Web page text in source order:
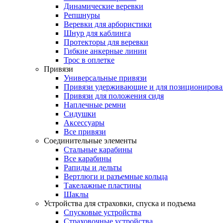
Динамические веревки
Репшнуры
Веревки для арбористики
Шнур для каблинга
Протекторы для веревки
Гибкие анкерные линии
Трос в оплетке
Привязи
Универсальные привязи
Привязи удерживающие и для
Привязи для положения сидя
Наплечные ремни
Сидушки
Аксессуары
Все привязи
Соединительные элементы
Стальные карабины
Все карабины
Рапиды и дельты
Вертлюги и разъемные кольца
Такелажные пластины
Шаклы
Устройства для страховки, спуска и подъема
Спусковые устройства
Страховочные устройства